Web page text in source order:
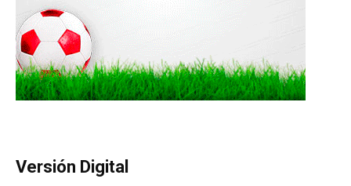
Versión Digital